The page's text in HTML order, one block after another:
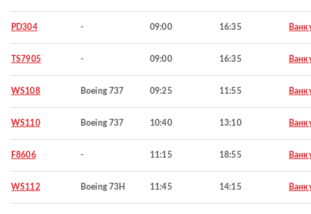
PD304 - 09:00 16:35
TS7905 - 09:00 16:35
WS108 Boeing 737 09:25 11:55
WS110 Boeing 737 10:40 13:10
F8606 - 11:15 18:55
WS112 Boeing 73H 11:45 14:15